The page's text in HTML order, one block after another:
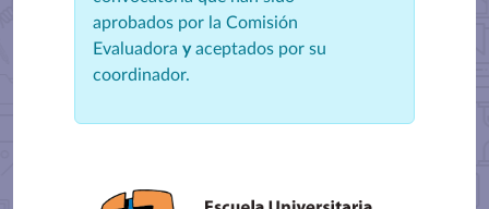
aprobados por la Comisión
Evaluadora yaceptados por su
coordinador.